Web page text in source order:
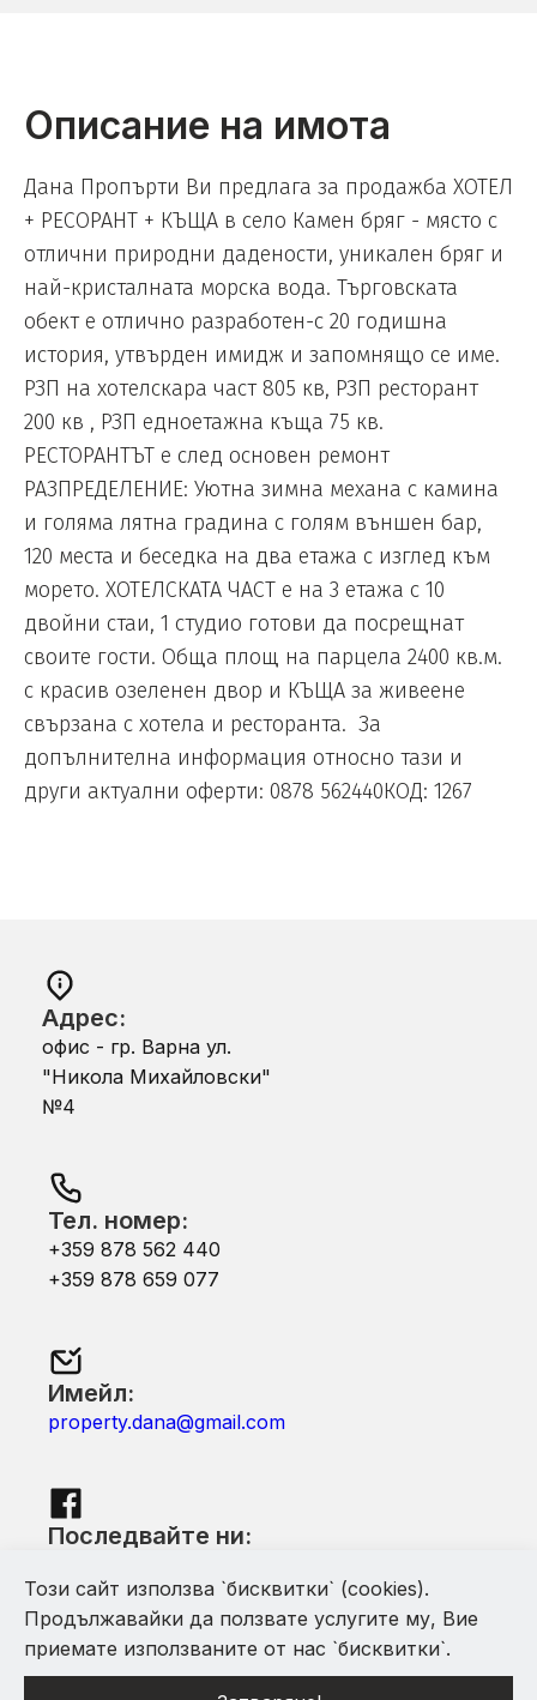
Описание на имота
Дана Пропърти Ви предлага за продажба ХОТЕЛ
+ РЕСОРАНТ + КЪЩА в село Камен бряг - място с
отлични природни дадености, уникален бряг и
най-кристалната морска вода. Търговската
обект е отлично разработен-с 20 годишна
история, утвърден имидж и запомнящо се име.
РЗП на хотелскара част 805 кв, РЗП ресторант
200 кв , РЗП едноетажна къща 75 кв.
РЕСТОРАНТЪТ е след основен ремонт
РАЗПРЕДЕЛЕНИЕ: Уютна зимна механа с камина
и голяма лятна градина с голям външен бар,
120 места и беседка на два етажа с изглед към
морето. ХОТЕЛСКАТА ЧАСТ е на 3 етажа с 10
двойни стаи, 1 студио готови да посрещнат
своите гости. Обща площ на парцела 2400 кв.м.
с красив озеленен двор и КЪЩА за живеене
свързана с хотела и ресторанта. За
допълнителна информация относно тази и
други актуални оферти: 0878 562440КОД: 1267
Адрес:
офис - гр. Варна ул.
"Никола Михайловски"
№4
Тел. номер:
+359 878 562 440
+359 878 659 077
Имейл:
property.dana@gmail.com
Последвайте ни:
Този сайт използва `бисквитки` (cookies).
Продължавайки да ползвате услугите му, Вие
приемате използваните от нас `бисквитки`.